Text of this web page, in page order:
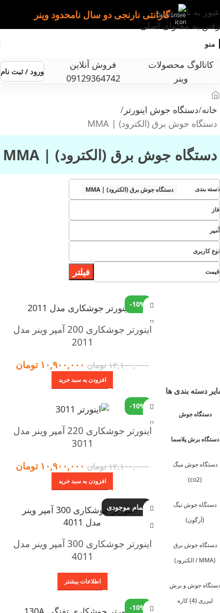
عبور به ناوبری
رفتن به محتوای اصلی
گارانتی نارنجی دو سال نامحدود وینر
منو
کاتالوگ محصولات
وینر
فروش آنلاین
09129364742
ورود / ثبت نام
خانه دستگاه جوش اینورتر
دستگاه جوش برق (الکترود) | MMA
دستگاه جوش برق (الکترود) | MMA
دسته بندی دستگاه جوش برق (الکترود) | MMA
فاز
آمپر
نوع کاربری
قیمت فیلتر
دسته بندی ها
دستگاه جوش
دستگاه برش پلاسما
دستگاه جوش میگ
(co2)
دستگاه جوش تیگ
(آرگون)
دستگاه جوش برق
(MMA / الکترود)
جوش و برش
لیزری (4) کاره
-10%
اینورتر جوشکاری 200 آمپر وینر مدل
2011
۱۲,۱۰۰,۰۰۰تومان ۱۰,۹۰۰,۰۰۰ تومان
افزودن به سبد خرید
-10%
اینورتر جوشکاری 220 آمپر وینر مدل
3011
۱۲,۱۰۰,۰۰۰تومان ۱۰,۹۰۰,۰۰۰ تومان
افزودن به سبد خرید
اتمام موجودی
اینورتر جوشکاری 300 آمپر وینر مدل
4011
اطلاعات بیشتر
-10%